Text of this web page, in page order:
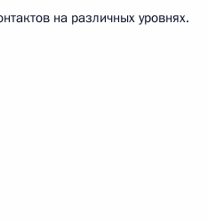
на различных уровнях.